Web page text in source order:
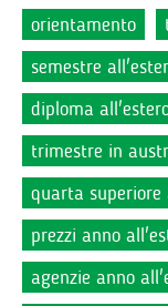
orientamento
semestre
diploma
trimestre in
quarta superiore
prezzi anno
agenzie anno